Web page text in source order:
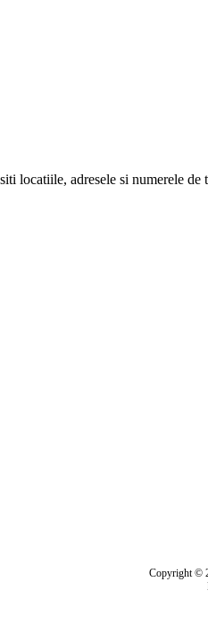
locatiile, adresele si numerele de
Copyright ©